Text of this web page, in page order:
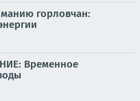
горловчан:
Временное